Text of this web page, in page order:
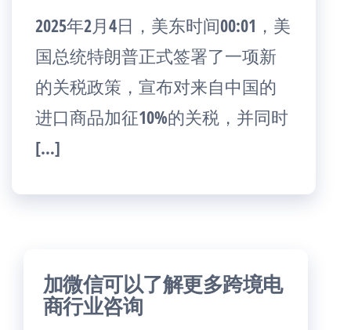
2025年2月4日，美东时间00:01，美
国总统特朗普正式签署了一项新
的关税政策，宣布对来自中国的
进口商品加征10%的关税，并同时
[…]
加微信可以了解更多跨境电
商行业咨询